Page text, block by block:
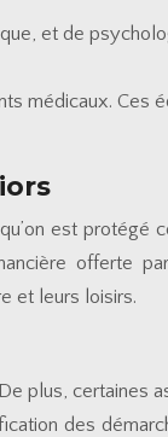
et de
médicaux. Ces
est protégé
offerte par
et leurs loisirs.
plus, certaines
des